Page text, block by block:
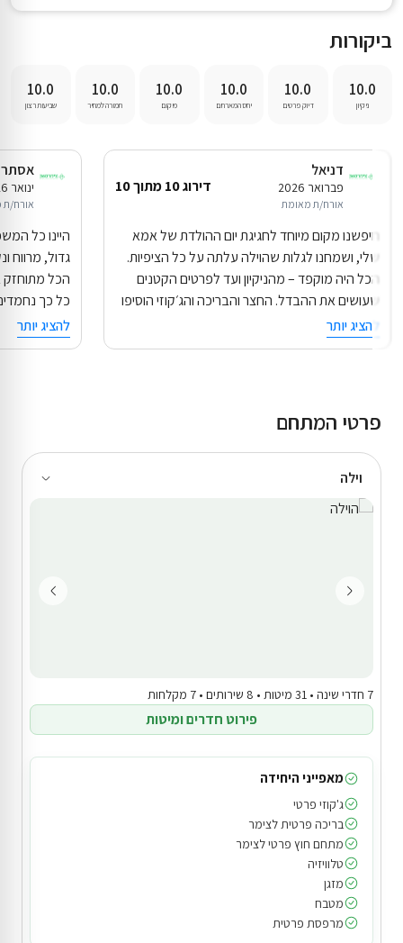
ביקורות
10.0
10.0
10.0
10.0
10.0
10.0
דניאל
פברואר 2026
אורח/ת מאומת
דירוג 10 מתוך 10
חיפשנו מקום מיוחד לחגיגת יום ההולדת של אמא
שלי, ושמחנו לגלות שהוילה עלתה על כל הציפיות.
הכל היה מוקפד – מהניקיון ועד לפרטים הקטנים
שעושים את ההבדל. החצר והבריכה והג׳קוזי הוסיפו
נפלאים. ללא ספק נחזור שוב!
להציג יותר
ינואר 2026
אורח/
היינו כל
גדול, מרווח
הכל מתוחזק
כל כך
פרט קטן.
אליה שוב!
להציג יותר
פרטי המתחם
וילה
7 חדרי שינה • 31 מיטות • 8 שירותים • 7 מקלחות
פירוט חדרים ומיטות
מאפייני היחידה
ג'קוזי פרטי
בריכה פרטית לצימר
מתחם חוץ פרטי לצימר
טלוויזיה
מזגן
מטבח
מרפסת פרטית